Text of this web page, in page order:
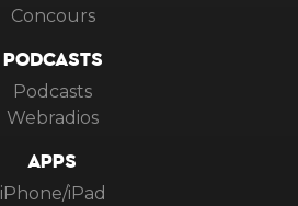
Concours
PODCASTS
Podcasts
Webradios
APPS
iPhone/iPad